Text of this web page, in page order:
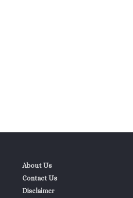
About Us
Contact Us
Disclaimer